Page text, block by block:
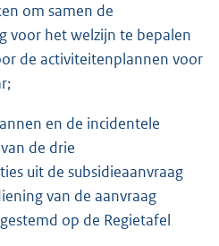
om samen de
voor het welzijn te bepalen
de activiteitenplannen voor
en de incidentele
de drie
uit de subsidieaanvraag
van de aanvraag
op de Regietafel